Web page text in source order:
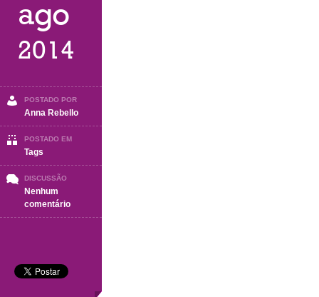
ago
2014
POSTADO POR
Anna Rebello
POSTADO EM
Tags
DISCUSSÃO
Nenhum
comentárioem
Boa